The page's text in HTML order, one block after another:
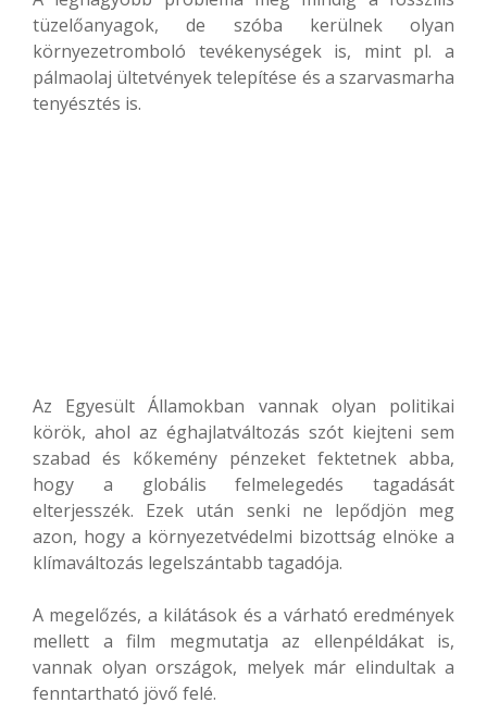
tüzelőanyagok, de szóba kerülnek olyan
környezetromboló tevékenységek is, mint pl. a
pálmaolaj ültetvények telepítése és a szarvasmarha
tenyésztés is.
Az Egyesült Államokban vannak olyan politikai
körök, ahol az éghajlatváltozás szót kiejteni sem
szabad és kőkemény pénzeket fektetnek abba,
hogy a globális felmelegedés tagadását
elterjesszék. Ezek után senki ne lepődjön meg
azon, hogy a környezetvédelmi bizottság elnöke a
klímaváltozás legelszántabb tagadója.
A megelőzés, a kilátások és a várható eredmények
mellett a film megmutatja az ellenpéldákat is,
vannak olyan országok, melyek már elindultak a
fenntartható jövő felé.